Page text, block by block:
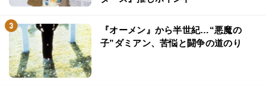
『オーメン』から半世紀…“悪魔の
子”ダミアン、苦悩と闘争の道のり